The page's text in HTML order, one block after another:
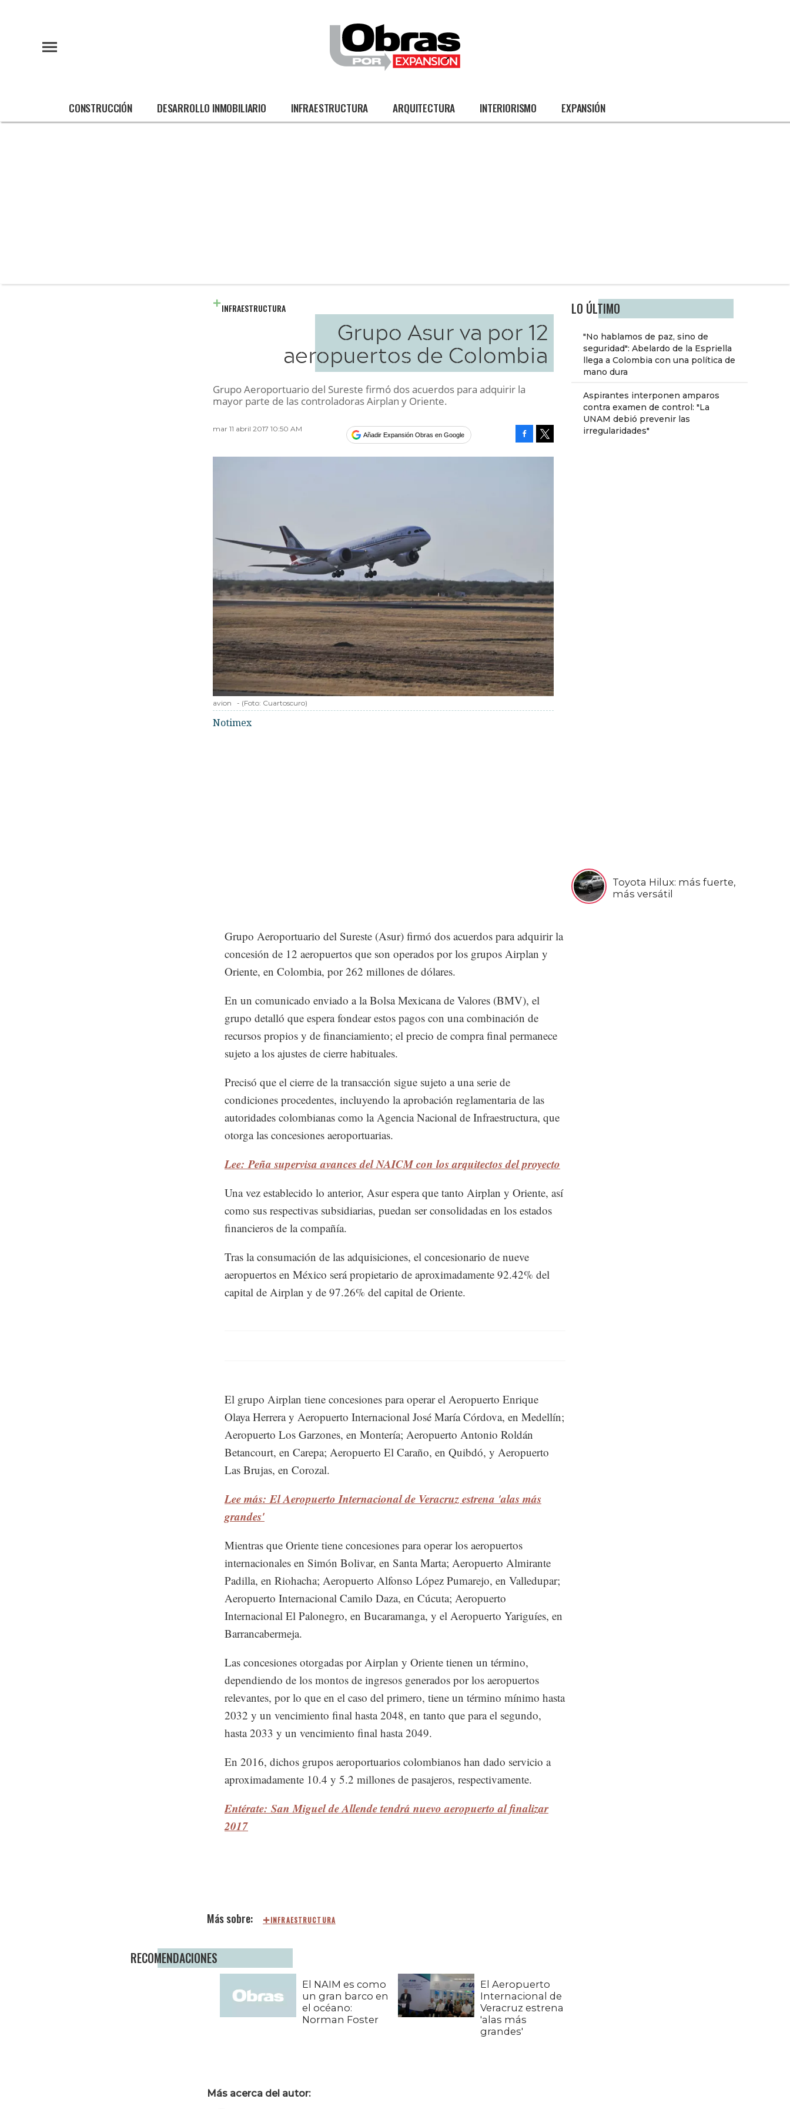
CONSTRUCCIÓN DESARROLLO INMOBILIARIO INFRAESTRUCTURA ARQUITECTURA INTERIORISMO EXPANSIÓN
LO ÚLTIMO
"No hablamos de paz, sino de
seguridad": Abelardo de la Espriella
llega a Colombia con una política de
mano dura
Aspirantes interponen amparos
contra examen de control: "La
UNAM debió prevenir las
irregularidades"
Toyota Hilux: más fuerte,
más versátil
INFRAESTRUCTURA
Grupo Asur va por 12
aeropuertos de Colombia
Grupo Aeroportuario del Sureste firmó dos acuerdos para adquirir la
mayor parte de las controladoras Airplan y Oriente.
mar 11 abril 2017 10:50 AM
Añadir Expansión Obras en Google
avion - (Foto: Cuartoscuro)
Notimex
Grupo Aeroportuario del Sureste (Asur) firmó dos acuerdos para adquirir la
concesión de 12 aeropuertos que son operados por los grupos Airplan y
Oriente, en Colombia, por 262 millones de dólares.
En un comunicado enviado a la Bolsa Mexicana de Valores (BMV), el
grupo detalló que espera fondear estos pagos con una combinación de
recursos propios y de financiamiento; el precio de compra final permanece
sujeto a los ajustes de cierre habituales.
Precisó que el cierre de la transacción sigue sujeto a una serie de
condiciones procedentes, incluyendo la aprobación reglamentaria de las
autoridades colombianas como la Agencia Nacional de Infraestructura, que
otorga las concesiones aeroportuarias.
Lee: Peña supervisa avances del NAICM con los arquitectos del proyecto
Una vez establecido lo anterior, Asur espera que tanto Airplan y Oriente, así
como sus respectivas subsidiarias, puedan ser consolidadas en los estados
financieros de la compañía.
Tras la consumación de las adquisiciones, el concesionario de nueve
aeropuertos en México será propietario de aproximadamente 92.42% del
capital de Airplan y de 97.26% del capital de Oriente.
El grupo Airplan tiene concesiones para operar el Aeropuerto Enrique
Olaya Herrera y Aeropuerto Internacional José María Córdova, en Medellín;
Aeropuerto Los Garzones, en Montería; Aeropuerto Antonio Roldán
Betancourt, en Carepa; Aeropuerto El Caraño, en Quibdó, y Aeropuerto
Las Brujas, en Corozal.
Lee más: El Aeropuerto Internacional de Veracruz estrena 'alas más
grandes'
Mientras que Oriente tiene concesiones para operar los aeropuertos
internacionales en Simón Bolivar, en Santa Marta; Aeropuerto Almirante
Padilla, en Riohacha; Aeropuerto Alfonso López Pumarejo, en Valledupar;
Aeropuerto Internacional Camilo Daza, en Cúcuta; Aeropuerto
Internacional El Palonegro, en Bucaramanga, y el Aeropuerto Yariguíes, en
Barrancabermeja.
Las concesiones otorgadas por Airplan y Oriente tienen un término,
dependiendo de los montos de ingresos generados por los aeropuertos
relevantes, por lo que en el caso del primero, tiene un término mínimo hasta
2032 y un vencimiento final hasta 2048, en tanto que para el segundo,
hasta 2033 y un vencimiento final hasta 2049.
En 2016, dichos grupos aeroportuarios colombianos han dado servicio a
aproximadamente 10.4 y 5.2 millones de pasajeros, respectivamente.
Entérate: San Miguel de Allende tendrá nuevo aeropuerto al finalizar
2017
INFRAESTRUCTURA
RECOMENDACIONES
El NAIM es como
un gran barco en
el océano:
Norman Foster
El Aeropuerto
Internacional de
Veracruz estrena
'alas más
grandes'
Más acerca del autor: